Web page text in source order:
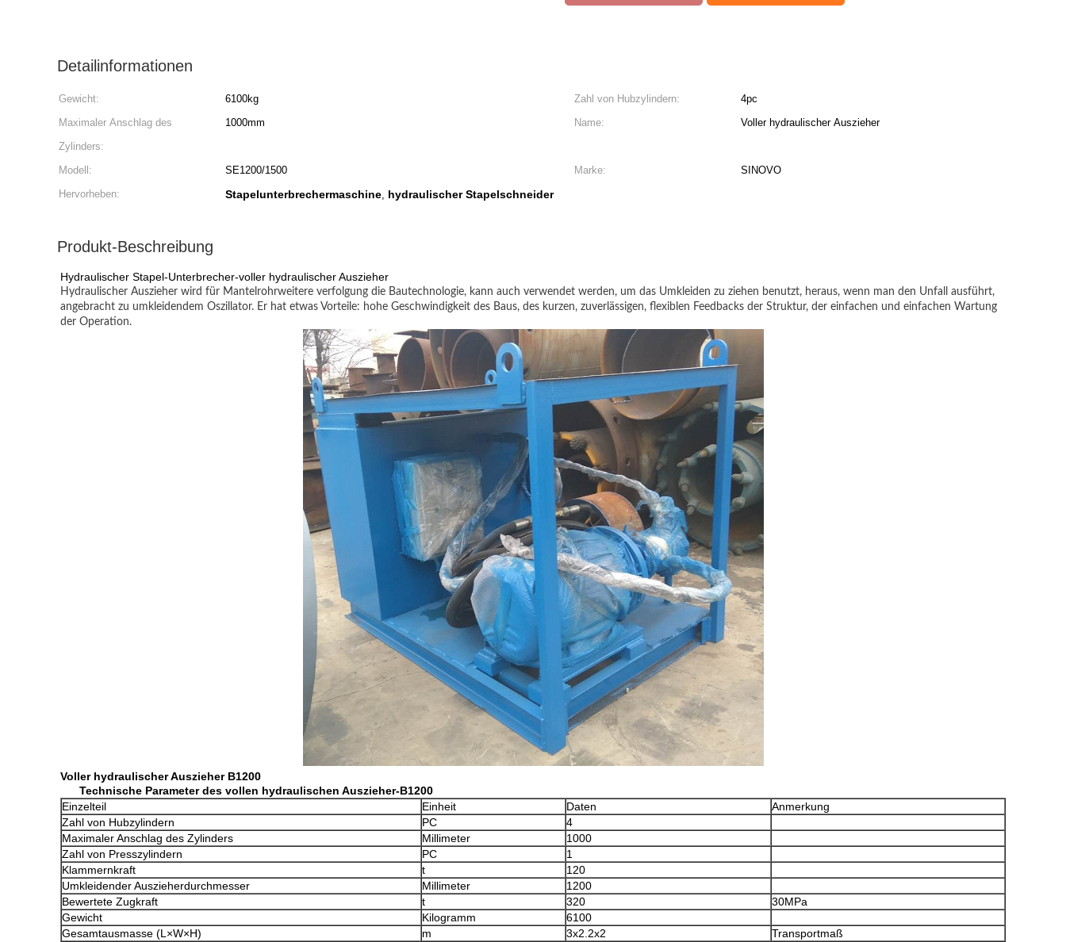
Detailinformationen
Gewicht: 6100kg Zahl von Hubzylindern:
4pc
Maximaler Anschlag des
Zylinders:
1000mm Name: Voller hydraulischer Auszieher
Modell: SE1200/1500 Marke:
SINOVO
Hervorheben:
Stapelunterbrechermaschine, hydraulischer Stapelschneider
Produkt-Beschreibung
Hydraulischer Stapel-Unterbrecher-voller hydraulischer Auszieher
Hydraulischer Auszieher wird für Mantelrohrweitere verfolgung die Bautechnologie, kann auch verwendet werden, um das Umkleiden zu ziehen benutzt, heraus, wenn man den Unfall ausführt,
angebracht zu umkleidendem Oszillator. Er hat etwas Vorteile: hohe Geschwindigkeit des Baus, des kurzen, zuverlässigen, flexiblen Feedbacks der Struktur, der einfachen und einfachen Wartung
der Operation.
Voller hydraulischer Auszieher B1200
Technische Parameter des vollen hydraulischen Auszieher-B1200
Einzelteil
Einheit Daten
Anmerkung
Zahl von Hubzylindern
PC
4
Maximaler Anschlag des Zylinders
Millimeter
1000
Zahl von Presszylindern
PC
1
Klammernkraft
t
120
Umkleidender Auszieherdurchmesser
Millimeter
1200
Bewertete Zugkraft
t 320
30MPa
Gewicht
Kilogramm
6100
Gesamtausmasse (L×W×H)
m 3x2.2x2
Transportmaß